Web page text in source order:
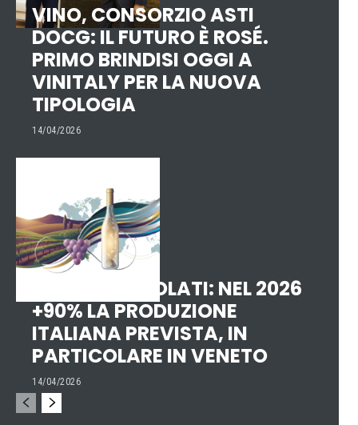
VINO, CONSORZIO ASTI
DOCG: IL FUTURO È ROSÉ.
PRIMO BRINDISI OGGI A
VINITALY PER LA NUOVA
TIPOLOGIA
14/04/2026
VINO, DEALCOLATI: NEL 2026
+90% LA PRODUZIONE
ITALIANA PREVISTA, IN
PARTICOLARE IN VENETO
14/04/2026